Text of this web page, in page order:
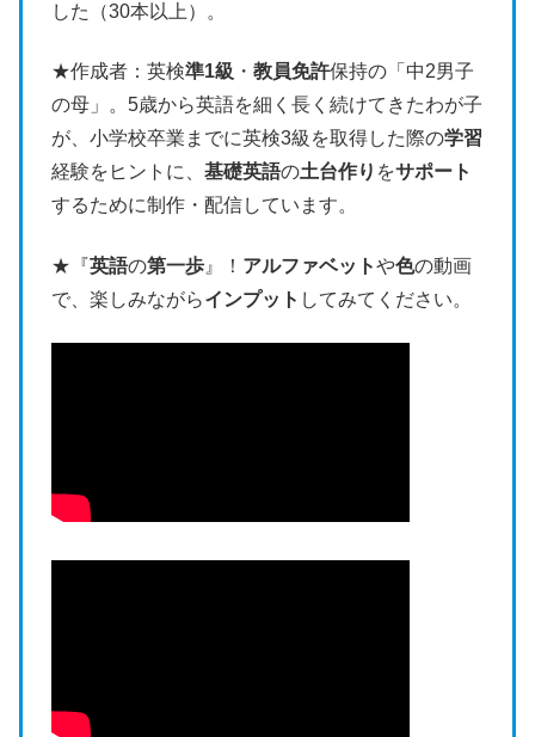
した（30本以上）。
★作成者：英検準1級 ・ 教員免許保持の「中2男子
の母」。5歳から英語を細く長く続けてきたわが子
が、小学校卒業までに英検3級を取得した際の学習
経験をヒントに、 基礎英語の土台作り をサポート
するために制作・配信しています。
★『英語の第一歩 』！ アルファベットや色の動画
で、楽しみながらインプット してみてください。